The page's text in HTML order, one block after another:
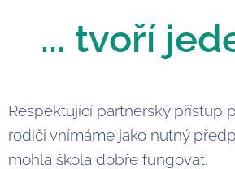
... tvoří
Respektující partnerský přístup
rodiči vnímáme jako nutný
mohla škola dobře fungovat.